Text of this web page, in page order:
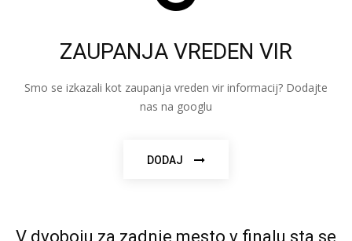
ZAUPANJA VREDEN VIR
Smo se izkazali kot zaupanja vreden vir informacij? Dodajte
nas na googlu
DODAJ
V dvoboju za zadnje mesto v finalu sta se